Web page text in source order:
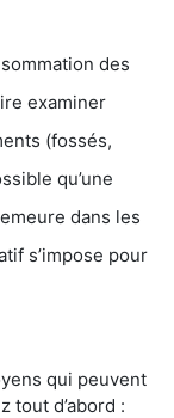
des
examiner
(fossés,
qu’une
dans les
s’impose pour
qui peuvent
tout d’abord :